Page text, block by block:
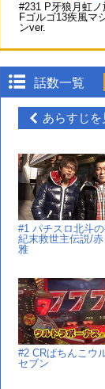
#231 P牙狼月虹ノ
Fゴルゴ13疾風マ
ンver.
話数一覧
あらすじを
#1 パチスロ北斗
紀末救世主伝説/赤
雅
#2 CRぱちんこウ
セブン